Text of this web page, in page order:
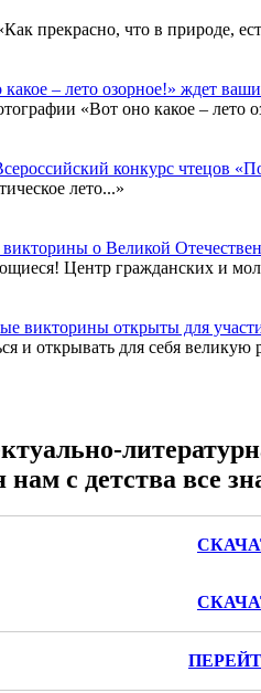
прекрасно, что в природе,
– лето озорное!» ждет
«Вот оно какое – лето
конкурс чтецов
лето...»
о Великой
Центр гражданских и
викторины открыты для
и открывать для себя
с детства все